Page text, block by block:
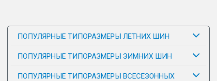
ПОПУЛЯРНЫЕ ТИПОРАЗМЕРЫ ЛЕТНИХ ШИН
ПОПУЛЯРНЫЕ ТИПОРАЗМЕРЫ ЗИМНИХ ШИН
ПОПУЛЯРНЫЕ ТИПОРАЗМЕРЫ ВСЕСЕЗОННЫХ